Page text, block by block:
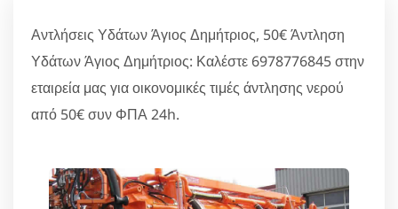
Αντλήσεις Υδάτων Άγιος Δημήτριος, 50€ Άντληση
Υδάτων Άγιος Δημήτριος: Καλέστε 6978776845 στην
εταιρεία μας για οικονομικές τιμές άντλησης νερού
από 50€ συν ΦΠΑ 24h.